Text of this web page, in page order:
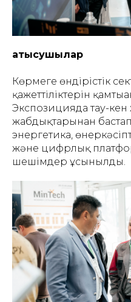
Қатысушылар
Көрмеге өндірістік
қажеттіліктерін
Экспозицияда тау-кен
жабдықтарынан
энергетика,
және цифрлық
шешімдер ұсынылды.